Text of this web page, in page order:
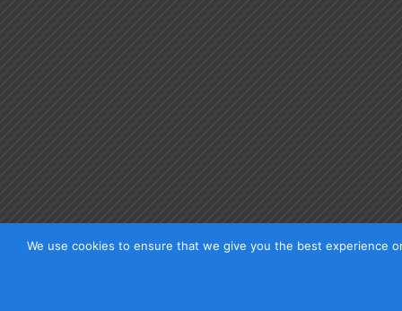
We use cookies to ensure that we give you the best experience